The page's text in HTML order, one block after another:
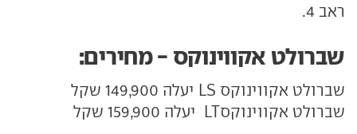
ראב 4.
שברולט אקווינוקס - מחירים:
שברולט אקווינוקס LS יעלה 149,900 שקל
שברולט אקווינוקסLT יעלה 159,900 שקל